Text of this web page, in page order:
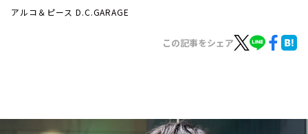
トピックス
アルコ＆ピース D.C.GARAGE
この記事をシェア